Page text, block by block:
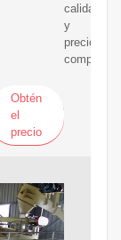
calidad
y
precio
Obtén
el
precio